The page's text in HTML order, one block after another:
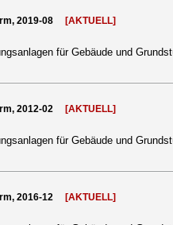
2019-08 [AKTUELL]
für Gebäude und
2012-02 [AKTUELL]
für Gebäude und
2016-12 [AKTUELL]